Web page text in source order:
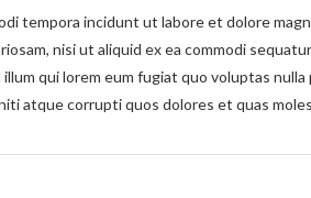
tempora incidunt ut labore et dolore
nisi ut aliquid ex ea commodi
qui lorem eum fugiat quo voluptas
atque corrupti quos dolores et quas